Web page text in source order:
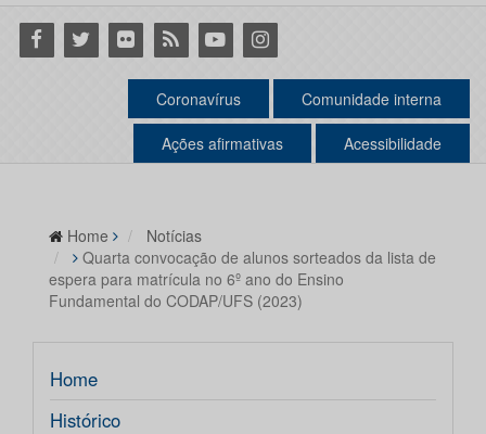
Facebook
Twitter Flickr RSS YoutubeInstagram
Coronavírus Comunidade interna
Ações afirmativas Acessibilidade
Home
Notícias
Quarta convocação de alunos sorteados da lista de
espera para matrícula no 6º ano do Ensino
Fundamental do CODAP/UFS (2023)
Home
Histórico